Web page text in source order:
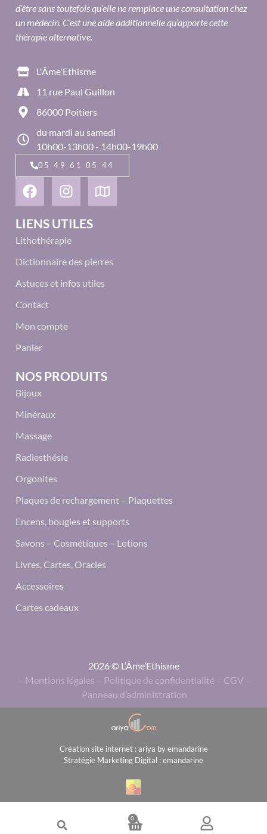
0
d’être sans toutefois qu’elle ne remplace une consultation chez
un médecin. C’est une aide additionnelle qu’apporte cette
thérapie alternative.
L'Âme'Ethisme
11 rue Paul Guillon
86000 Poitiers
du mardi au samedi
10h00-13h00 - 14h00-19h00
05 49 61 05 44
LIENS UTILES
Lithothérapie
Dictionnaire des pierres
Astuces et infos utiles
Contact
Mon compte
Panier
NOS PRODUITS
Bijoux
Minéraux
Massage
Radiesthésie
Orgonites
Plaques de rechargement – Plaquettes
Encens, bougies et supports
Savons – Cosmétiques – Lotions
Livres, Cartes, Oracles
Accessoires
Cartes cadeaux
2026 © L’Âme’Ethisme
– Mentions légales – Politique de confidentialité – CGV –
Panneau d’administration
Création site internet : ariya by emandarine
Stratégie Marketing Digital : emandarine